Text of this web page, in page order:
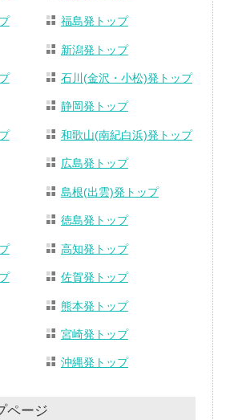
福島発トップ
新潟発トップ
石川(金沢・小松)発トップ
静岡発トップ
和歌山(南紀白浜)発トップ
広島発トップ
島根(出雲)発トップ
徳島発トップ
高知発トップ
佐賀発トップ
熊本発トップ
宮崎発トップ
沖縄発トップ
ページ